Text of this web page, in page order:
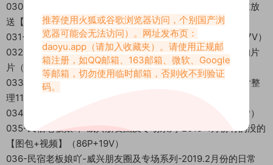
030-民宿老板娘吖-威兴朋友圈及专场系列-2018 进阶组年末放
送【图包+视频】（124P+5V）
031-民宿老板娘吖-威兴朋友圈及专场系列-2018 视频包（47V）
032-民宿老板娘吖-威兴朋友圈及专场系列-2018 日常整理的片
片（157P）
033-民宿老板娘吖-威兴朋友圈及专场系列-2018 年年度废片整
理111
034-民宿老板娘吖-威兴朋友圈及专场系列-2018 壁纸（35P）
035-民宿老板娘吖-威兴朋友圈及专场系列-2019-1月份有的没的
【图包+视频】（86P+19V）
036-民宿老板娘吖-威兴朋友圈及专场系列-2019.2月份的日常
推荐使用火狐或谷歌浏览器访问，个别国产浏
览器可能会无法访问）。网址发布页：
daoyu.app （请加入收藏夹）。请使用正规邮
箱注册，如QQ邮箱、163邮箱、微软、Google
等邮箱，切勿使用临时邮箱，否则收不到验证
码。